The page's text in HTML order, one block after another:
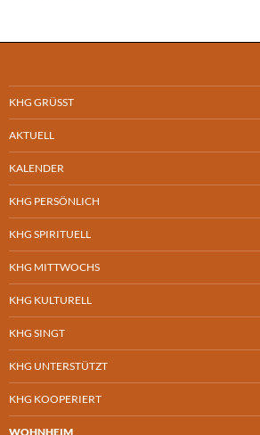
KHG GRÜSST
AKTUELL
KALENDER
KHG PERSÖNLICH
KHG SPIRITUELL
KHG MITTWOCHS
KHG KULTURELL
KHG SINGT
KHG UNTERSTÜTZT
KHG KOOPERIERT
WOHNHEIM